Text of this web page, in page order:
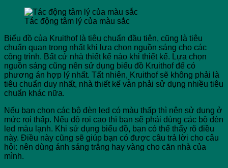
Tác động tâm lý của màu sắc
Biểu đồ của Kruithof là tiêu chuẩn đầu tiên, cũng là tiêu
chuẩn quan trọng nhất khi lựa chọn nguồn sáng cho các
công trình. Bất cứ nhà thiết kế nào khi thiết kế. Lựa chọn
nguồn sáng cũng nên sử dụng biểu đồ Kruithof để có
phương án hợp lý nhất. Tất nhiên, Kruithof sẽ không phải là
tiêu chuẩn duy nhất, nhà thiết kế vẫn phải sử dụng nhiều tiêu
chuẩn khác nữa.
Nếu bạn chọn các bộ đèn led có màu thấp thì nên sử dụng ở
mức rọi thấp. Nếu độ rọi cao thì bạn sẽ phải dùng các bộ đèn
led màu lạnh. Khi sử dụng biểu đồ, bạn có thể thấy rõ điều
này. Điều này cũng sẽ giúp bạn có được câu trả lời cho câu
hỏi: nên dùng ánh sáng trắng hay vàng cho căn nhà của
mình.